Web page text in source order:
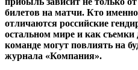
билетов на матчи. Кто
отличаются российские
остальном мире и как съемки
команде могут повлиять на
журнала «Компания».